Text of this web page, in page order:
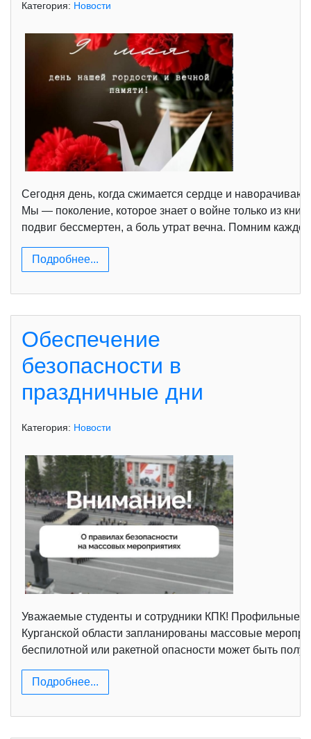
Категория: Новости
Сегодня день, когда сжимается сердце и
Мы — поколение, которое знает о войне только из
подвиг бессмертен, а боль утрат вечна. Помним
Подробнее...
Обеспечение
безопасности в
праздничные дни
Категория: Новости
Уважаемые студенты и сотрудники КПК! Профильные
Курганской области запланированы массовые
беспилотной или ракетной опасности может быть
Подробнее...